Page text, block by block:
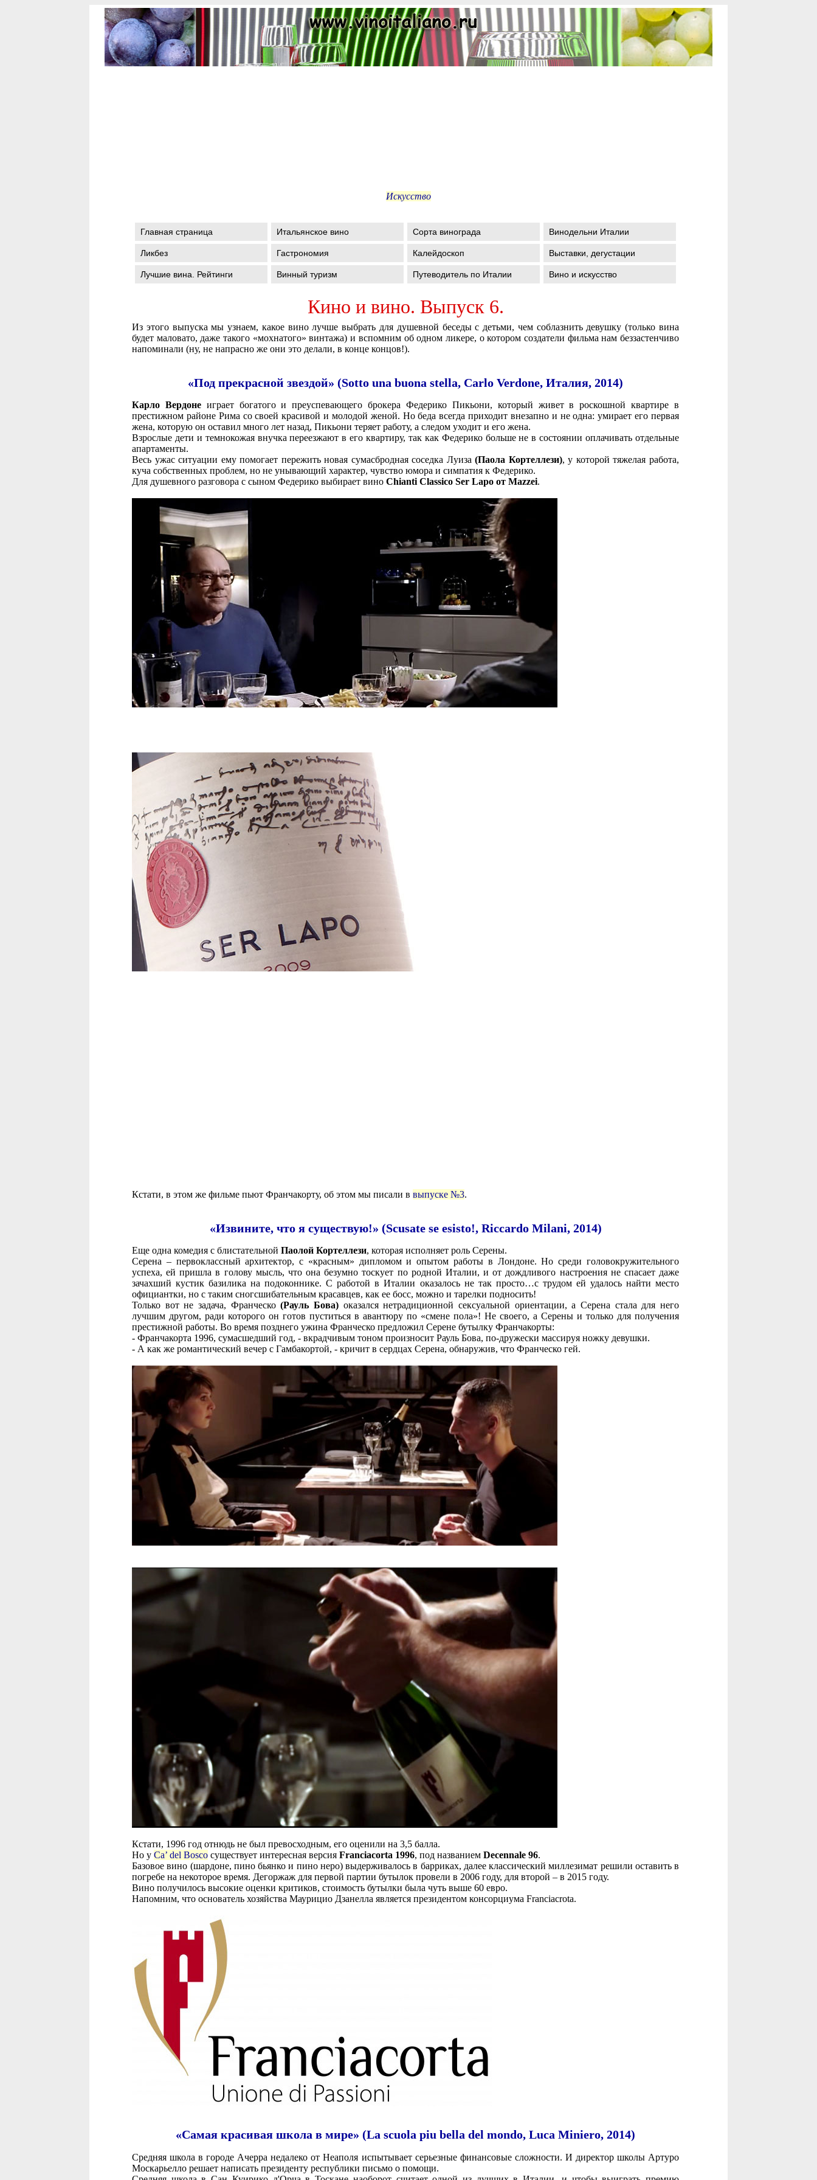
Искусство
Главная страница Итальянское вино Сорта винограда Винодельни Италии
Ликбез Гастрономия Калейдоскоп Выставки, дегустации
Лучшие вина. Рейтинги Винный туризм Путеводитель по Италии Вино и искусство
Кино и вино. Выпуск 6.
Из этого выпуска мы узнаем, какое вино лучше выбрать для душевной беседы с детьми, чем соблазнить девушку (только вина
будет маловато, даже такого «мохнатого» винтажа) и вспомним об одном ликере, о котором создатели фильма нам беззастенчиво
напоминали (ну, не напрасно же они это делали, в конце концов!).
«Под прекрасной звездой» (Sotto una buona stella, Carlo Verdone, Италия, 2014)
Карло Вердонеиграет богатого и преуспевающего брокера Федерико Пикьони, который живет в роскошной квартире в
престижном районе Рима со своей красивой и молодой женой. Но беда всегда приходит внезапно и не одна: умирает его первая
жена, которую он оставил много лет назад, Пикьони теряет работу, а следом уходит и его жена.
Взрослые дети и темнокожая внучка переезжают в его квартиру, так как Федерико больше не в состоянии оплачивать отдельные
апартаменты.
Весь ужас ситуации ему помогает пережить новая сумасбродная соседка Луиза(Паола Кортеллези), у которой тяжелая работа,
куча собственных проблем, но не унывающий характер, чувство юмора и симпатия к Федерико.
Для душевного разговора с сыном Федерико выбирает вино Chianti Classico Ser Lapo от Mazzei.
Кстати, в этом же фильме пьют Франчакорту, об этом мы писали в выпуске №3.
«Извините, что я существую!» (Scusate se esisto!, Riccardo Milani, 2014)
Еще одна комедия с блистательной Паолой Кортеллези, которая исполняет роль Серены.
Серена – первоклассный архитектор, с «красным» дипломом и опытом работы в Лондоне. Но среди головокружительного
успеха, ей пришла в голову мысль, что она безумно тоскует по родной Италии, и от дождливого настроения не спасает даже
зачахший кустик базилика на подоконнике. С работой в Италии оказалось не так просто…с трудом ей удалось найти место
официантки, но с таким сногсшибательным красавцев, как ее босс, можно и тарелки подносить!
Только вот не задача, Франческо(Рауль Бова) оказался нетрадиционной сексуальной ориентации, а Серена стала для него
лучшим другом, ради которого он готов пуститься в авантюру по «смене пола»! Не своего, а Серены и только для получения
престижной работы. Во время позднего ужина Франческо предложил Серене бутылку Франчакорты:
- Франчакорта 1996, сумасшедший год, - вкрадчивым тоном произносит Рауль Бова, по-дружески массируя ножку девушки.
- А как же романтический вечер с Гамбакортой, - кричит в сердцах Серена, обнаружив, что Франческо гей.
Кстати, 1996 год отнюдь не был превосходным, его оценили на 3,5 балла.
Но у Ca’ del Bosco существует интересная версия Franciacorta 1996, под названием Decennale 96.
Базовое вино (шардоне, пино бьянко и пино неро) выдерживалось в барриках, далее классический миллезимат решили оставить в
погребе на некоторое время. Дегоржаж для первой партии бутылок провели в 2006 году, для второй – в 2015 году.
Вино получилось высокие оценки критиков, стоимость бутылки была чуть выше 60 евро.
Напомним, что основатель хозяйства Маурицио Дзанелла является президентом консорциума Franciacrota.
«Самая красивая школа в мире» (La scuola piu bella del mondo, Luca Miniero, 2014)
Средняя школа в городе Ачерра недалеко от Неаполя испытывает серьезные финансовые сложности. И директор школы Артуро
Москарьелло решает написать президенту республики письмо о помощи.